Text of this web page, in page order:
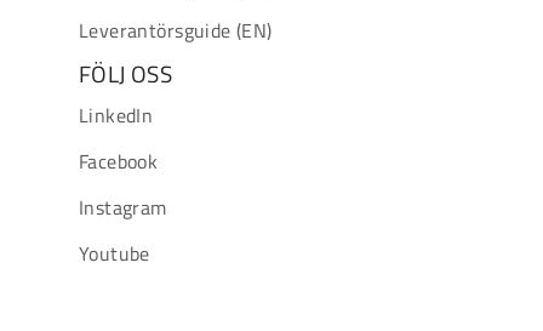
Leverantörsguide (EN)
FÖLJ OSS
LinkedIn
Facebook
Instagram
Youtube